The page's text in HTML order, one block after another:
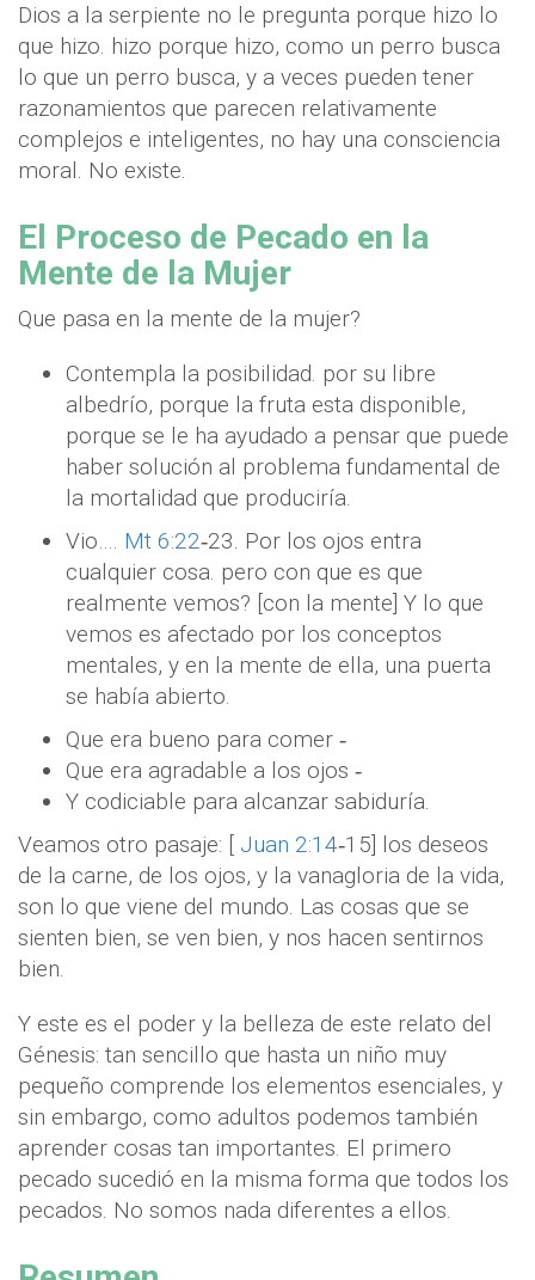
Dios a la serpiente no le pregunta porque hizo lo
que hizo. hizo porque hizo, como un perro busca
lo que un perro busca, y a veces pueden tener
razonamientos que parecen relativamente
complejos e inteligentes, no hay una consciencia
moral. No existe.
El Proceso de Pecado en la
Mente de la Mujer
Que pasa en la mente de la mujer?
Contempla la posibilidad. por su libre
albedrío, porque la fruta esta disponible,
porque se le ha ayudado a pensar que puede
haber solución al problema fundamental de
la mortalidad que produciría.
Vio…. Mt 6:22‐23. Por los ojos entra
cualquier cosa. pero con que es que
realmente vemos? [con la mente] Y lo que
vemos es afectado por los conceptos
mentales, y en la mente de ella, una puerta
se había abierto.
Que era bueno para comer ‐
Que era agradable a los ojos ‐
Y codiciable para alcanzar sabiduría.
Veamos otro pasaje: [ Juan 2:14‐15] los deseos
de la carne, de los ojos, y la vanagloria de la vida,
son lo que viene del mundo. Las cosas que se
sienten bien, se ven bien, y nos hacen sentirnos
bien.
Y este es el poder y la belleza de este relato del
Génesis: tan sencillo que hasta un niño muy
pequeño comprende los elementos esenciales, y
sin embargo, como adultos podemos también
aprender cosas tan importantes. El primero
pecado sucedió en la misma forma que todos los
pecados. No somos nada diferentes a ellos.